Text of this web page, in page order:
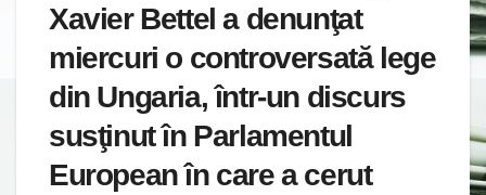
Xavier Bettel a denunţat
miercuri o controversată lege
din Ungaria, într-un discurs
susţinut în Parlamentul
European în care a cerut